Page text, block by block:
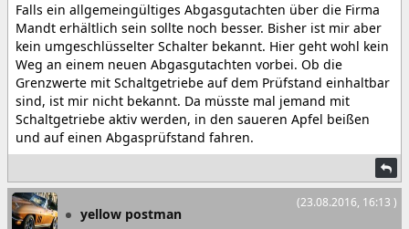
Falls ein allgemeingültiges Abgasgutachten über die Firma
Mandt erhältlich sein sollte noch besser. Bisher ist mir aber
kein umgeschlüsselter Schalter bekannt. Hier geht wohl kein
Weg an einem neuen Abgasgutachten vorbei. Ob die
Grenzwerte mit Schaltgetriebe auf dem Prüfstand einhaltbar
sind, ist mir nicht bekannt. Da müsste mal jemand mit
Schaltgetriebe aktiv werden, in den saueren Apfel beißen
und auf einen Abgasprüfstand fahren.
(23.08.2016, 16:13 )
yellow postman